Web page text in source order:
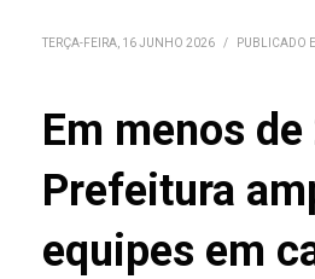
TERÇA-FEIRA, 16 JUNHO 2026 / PUBLICADO
Em menos de
Prefeitura
equipes em